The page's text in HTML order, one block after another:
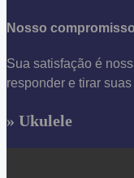
Nosso compromisso
Sua satisfação é
responder e tirar
» Ukulele